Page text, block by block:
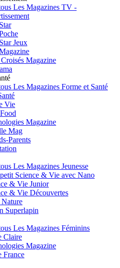
Les Magazines TV -
Jeux
Magazine
Les Magazines Forme et Santé
Vie
Magazine
Mag
Parents
Les Magazines Jeunesse
Science & Vie avec Nano
& Vie Junior
& Vie Découvertes
Superlapin
Les Magazines Féminins
Claire
Magazine
France